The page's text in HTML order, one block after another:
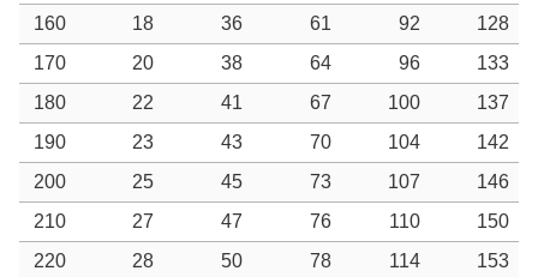
160
18 36 61 92
128
170
20 38 64 96
133
180
22 41 67 100
137
190
23 43 70 104
142
200
25 45 73 107
146
210
27 47 76 110
150
220
28 50 78 114
153